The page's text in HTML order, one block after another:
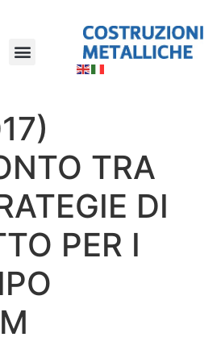
TRA
DI
PER I